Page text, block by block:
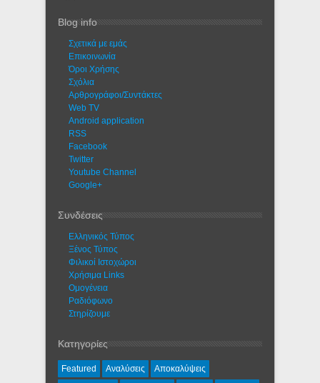
Blog info
Σχετικά με εμάς
Eπικοινωνία
Όροι Χρήσης
Σχόλια
Αρθρογράφοι/Συντάκτες
Web TV
Android application
RSS
Facebook
Twitter
Youtube Channel
Google+
Συνδέσεις
Ελληνικός Τύπος
Ξένος Τύπος
Φιλικοί Ιστοχώροι
Χρήσιμα Links
Ομογένεια
Ραδιόφωνο
Στηρίζουμε
Κατηγορίες
Featured Αναλύσεις
Αποκαλύψεις